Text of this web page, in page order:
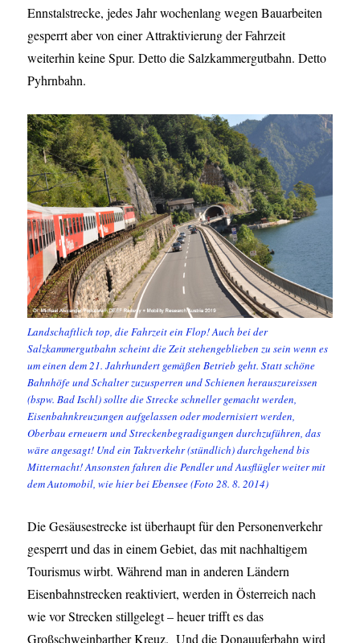
Ennstalstrecke, jedes Jahr wochenlang wegen Bauarbeiten
gesperrt aber von einer Attraktivierung der Fahrzeit
weiterhin keine Spur. Detto die Salzkammergutbahn. Detto
Pyhrnbahn.
Landschaftlich top, die Fahrzeit ein Flop! Auch bei der
Salzkammergutbahn scheint die Zeit stehengeblieben zu sein wenn es
um einen dem 21. Jahrhundert gemäßen Betrieb geht. Statt schöne
Bahnhöfe und Schalter zuzusperren und Schienen herauszureissen
(bspw. Bad Ischl) sollte die Strecke schneller gemacht werden,
Eisenbahnkreuzungen aufgelassen oder modernisiert werden,
Oberbau erneuern und Streckenbegradigungen durchzuführen, das
wäre angesagt! Und ein Taktverkehr (stündlich) durchgehend bis
Mitternacht! Ansonsten fahren die Pendler und Ausflügler weiter mit
dem Automobil, wie hier bei Ebensee (Foto 28. 8. 2014)
Die Gesäusestrecke ist überhaupt für den Personenverkehr
gesperrt und das in einem Gebiet, das mit nachhaltigem
Tourismus wirbt. Während man in anderen Ländern
Eisenbahnstrecken reaktiviert, werden in Österreich nach
wie vor Strecken stillgelegt – heuer trifft es das
Großschweinbarther Kreuz. Und die Donauuferbahn wird